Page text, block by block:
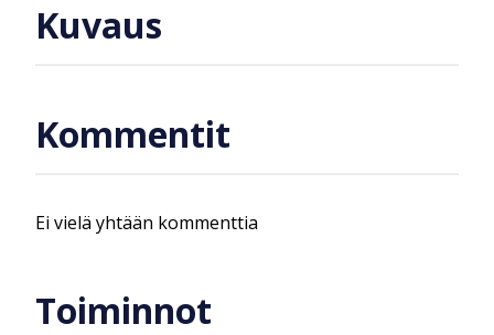
Kuvaus
Kommentit
Ei vielä yhtään kommenttia
Toiminnot